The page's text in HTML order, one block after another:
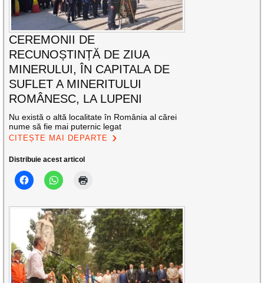
CEREMONII DE
RECUNOȘTINȚĂ DE ZIUA
MINERULUI, ÎN CAPITALA DE
SUFLET A MINERITULUI
ROMÂNESC, LA LUPENI
Nu există o altă localitate în România al cărei
nume să fie mai puternic legat
CITEȘTE MAI DEPARTE
Distribuie acest articol